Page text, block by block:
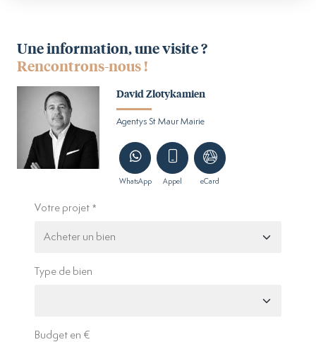
Une information, une visite ?
Rencontrons-nous !
David Zlotykamien
Agentys St Maur Mairie
WhatsApp Appel eCard
Votre projet
Type de bien
Budget en €